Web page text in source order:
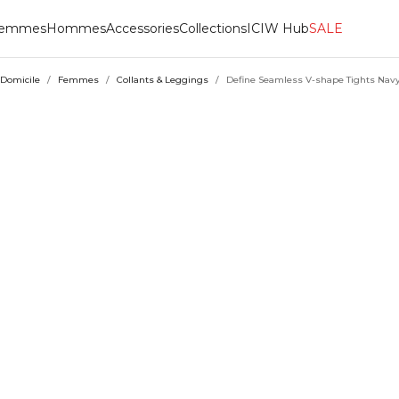
HommesAccessoriesCollectionsICIW HubSALE
Domicile / Femmes / Collants & Leggings / Define Seamless V-shape Tights